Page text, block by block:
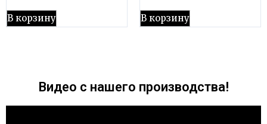
В корзину В корзину
Видео с нашего производства!